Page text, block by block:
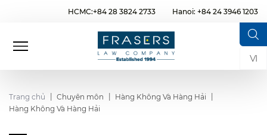
HCMC:+84 28 3824 2733 Hanoi: +84 24 3946 1203
VI
Trang chủ Chuyên môn
Hàng Không Và Hàng Hải
Hàng Không Và Hàng Hải